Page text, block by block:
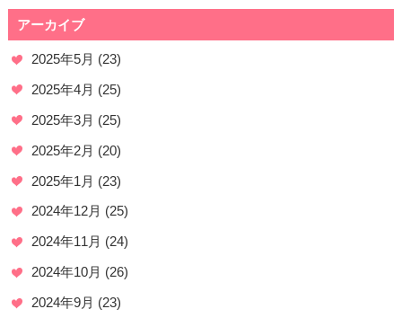
アーカイブ
2025年5月 (23)
2025年4月 (25)
2025年3月 (25)
2025年2月 (20)
2025年1月 (23)
2024年12月 (25)
2024年11月 (24)
2024年10月 (26)
2024年9月 (23)